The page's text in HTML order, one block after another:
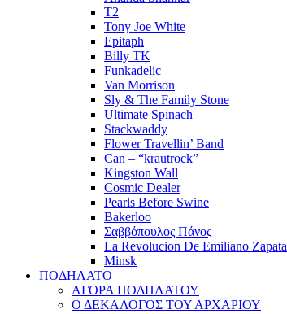
T2
Tony Joe White
Epitaph
Billy TK
Funkadelic
Van Morrison
Sly & The Family Stone
Ultimate Spinach
Stackwaddy
Flower Travellin’ Band
Can – “krautrock”
Kingston Wall
Cosmic Dealer
Pearls Before Swine
Bakerloo
Σαββόπουλος Πάνος
La Revolucion De Emiliano Zapata
Minsk
ΠΟΔΗΛΑΤΟ
ΑΓΟΡΑ ΠΟΔΗΛΑΤΟΥ
Ο ΔΕΚΑΛΟΓΟΣ ΤΟΥ ΑΡΧΑΡΙΟΥ